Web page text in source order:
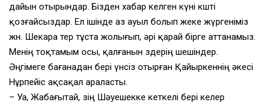
дайын отырындар. Бізден хабар келген күні көшті
қозғайсыздар. Ел ішінде аз ауыл болып жеке жүргеніміз
жөн. Шекара өтер тұста жолығып, әрі қарай бірге аттанамыз.
Менің тоқтамым осы, қалғанын өздерің шешіндер.
Әңгімеге бағанадан бері үнсіз отырған Қайыркеннің әкесі
Нұрпейіс ақсақал араласты.
– Уа, Жабағытай, өзің Шәуешекке кеткелі бері келер